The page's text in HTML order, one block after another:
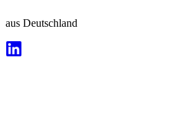
aus Deutschland